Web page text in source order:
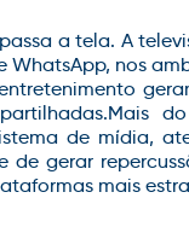
a tela. A
WhatsApp, nos
Mais
de mídia,
de gerar
mais